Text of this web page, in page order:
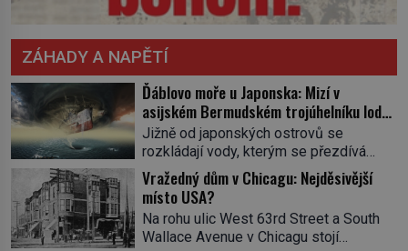
ZÁHADY A NAPĚTÍ
Ďáblovo moře u Japonska: Mizí v
asijském Bermudském trojúhelníku lodě
ve spárech neznámé síly?
Jižně od japonských ostrovů se
rozkládají vody, kterým se přezdívá
Ďáblovo moře. Vypráví se o lodích
mizejících beze stopy, podivných
světlech, zrádných proudech i mořských
dracích, kteří měli tyto končiny střežit už
v dávných legendách. Je tichomořský
Vražedný dům v Chicagu: Nejděsivější
místo USA?
Na rohu ulic West 63rd Street a South
Wallace Avenue v Chicagu stojí